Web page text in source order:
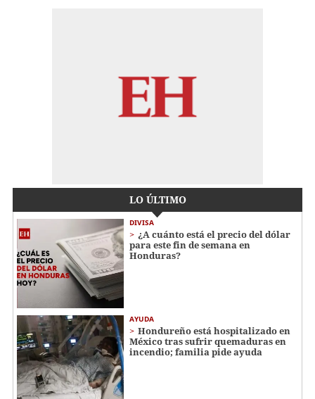
LO ÚLTIMO
DIVISA
¿A cuánto está el precio del dólar
para este fin de semana en
Honduras?
AYUDA
Hondureño está hospitalizado en
México tras sufrir quemaduras en
incendio; familia pide ayuda